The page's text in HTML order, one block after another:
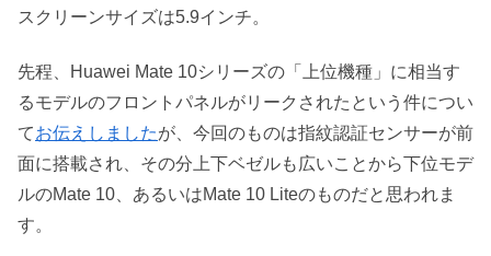
スクリーンサイズは5.9インチ。
先程、Huawei Mate 10シリーズの「上位機種」に相当す
るモデルのフロントパネルがリークされたという件につい
てお伝えしましたが、今回のものは指紋認証センサーが前
面に搭載され、その分上下ベゼルも広いことから下位モデ
ルのMate 10、あるいはMate 10 Liteのものだと思われま
す。